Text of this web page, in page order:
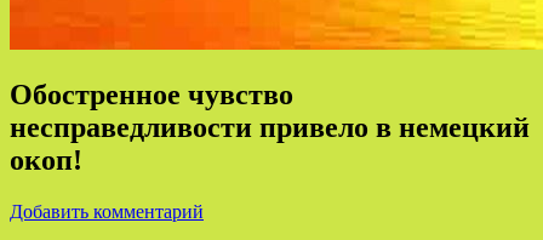
Обостренное чувство
несправедливости привело в немецкий
окоп!
Добавить комментарий